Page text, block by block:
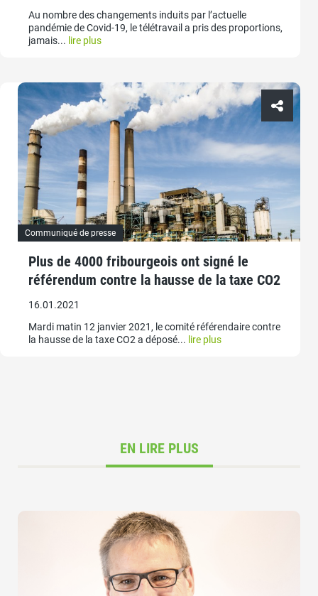
Au nombre des changements induits par l’actuelle
pandémie de Covid-19, le télétravail a pris des proportions,
jamais... lire plus
Communiqué de presse
Plus de 4000 fribourgeois ont signé le
référendum contre la hausse de la taxe CO2
16.01.2021
Mardi matin 12 janvier 2021, le comité référendaire contre
la hausse de la taxe CO2 a déposé... lire plus
EN LIRE PLUS